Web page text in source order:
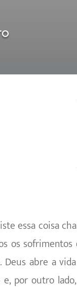
essa coisa
os sofrimentos
Deus abre a
por outro